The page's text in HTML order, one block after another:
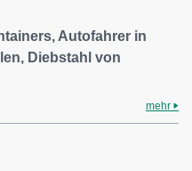
Autofahrer in
Diebstahl von
mehr